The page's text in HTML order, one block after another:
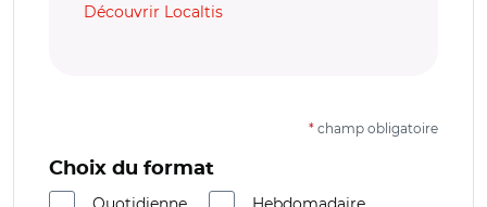
Découvrir Localtis
* champ obligatoire
Choix du format